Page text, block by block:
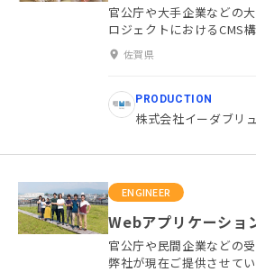
官公庁や大手企業などの
ロジェクトにおけるCMS
佐賀県
PRODUCTION
株式会社イーダブリ
ENGINEER
Webアプリケーショ
官公庁や民間企業などの
弊社が現在ご提供させて